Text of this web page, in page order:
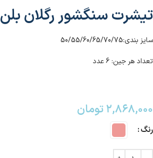
تیشرت سنگشور رگلان بلن
سایز بندی:50/55/60/65/70/75
تعداد هر جین: 6 عدد
۲,۸۶۸,۰۰۰تومان
رنگ